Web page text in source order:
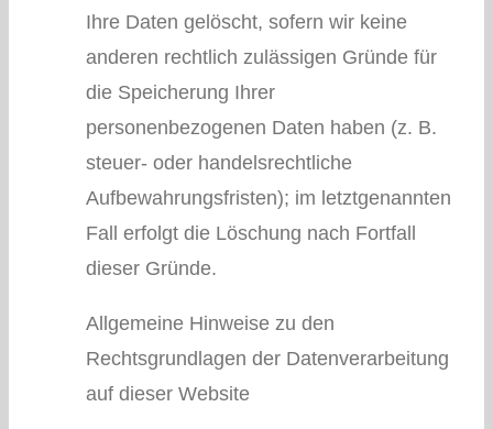
Ihre Daten gelöscht, sofern wir keine
anderen rechtlich zulässigen Gründe für
die Speicherung Ihrer
personenbezogenen Daten haben (z. B.
steuer- oder handelsrechtliche
Aufbewahrungsfristen); im letztgenannten
Fall erfolgt die Löschung nach Fortfall
dieser Gründe.
Allgemeine Hinweise zu den
Rechtsgrundlagen der Datenverarbeitung
auf dieser Website